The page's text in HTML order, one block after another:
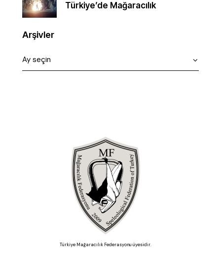
Türkiye’de Mağaracılık
Arşivler
Türkiye Mağaracılık Federasyonu üyesidir.